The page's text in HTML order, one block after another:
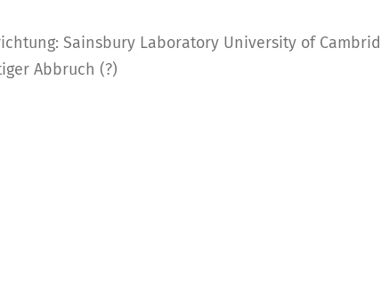
Sainsbury Laboratory University of
Abbruch (?)